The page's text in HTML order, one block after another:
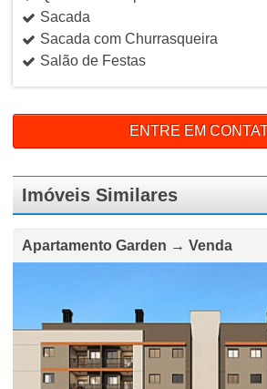
Sacada
Sacada com Churrasqueira
Salão de Festas
ENTRE EM
Imóveis Similares
Apartamento Garden → Venda